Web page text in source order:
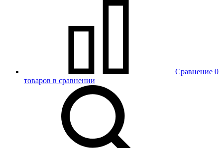
Сравнение 0
товаров в сравнении